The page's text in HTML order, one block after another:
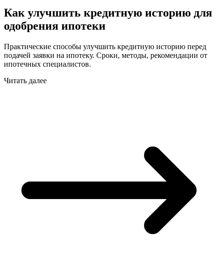
Как улучшить кредитную историю для
одобрения ипотеки
Практические способы улучшить кредитную историю перед
подачей заявки на ипотеку. Сроки, методы, рекомендации от
ипотечных специалистов.
Читать далее